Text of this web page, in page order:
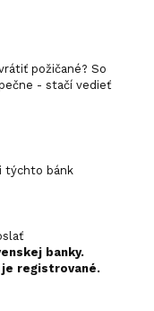
požičané? So
- stačí vedieť
týchto bánk
banky.
registrované.